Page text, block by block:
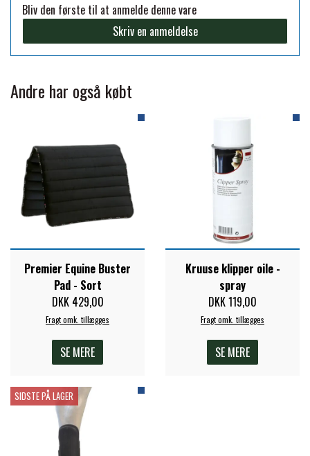
PREMIER EQUINE SADLER
PREMIER EQUINE SADEL TILBEHØR
PREMIER EQUINE PADS
PREMIER EQUINE BENBESKYTTELSE
PREMIER EQUINE TRANSPORT
PREMIER EQUINE KØLETERAPI
PREMIER EQUINE GROOMING & STALD
PREMIER EQUINE RYTTER
FORAN EQUINE
HAPPY MOUTH
KÄLLQUIST EQUESTIAN
MUSTAD
Bliv den første til at anmelde denne vare
Skriv en anmeldelse
Andre har også købt
Premier Equine Buster
Pad - Sort
DKK 429,00
Fragt omk. tillægges
SE MERE
Kruuse klipper oile -
spray
DKK 119,00
Fragt omk. tillægges
SE MERE
SIDSTE PÅ LAGER